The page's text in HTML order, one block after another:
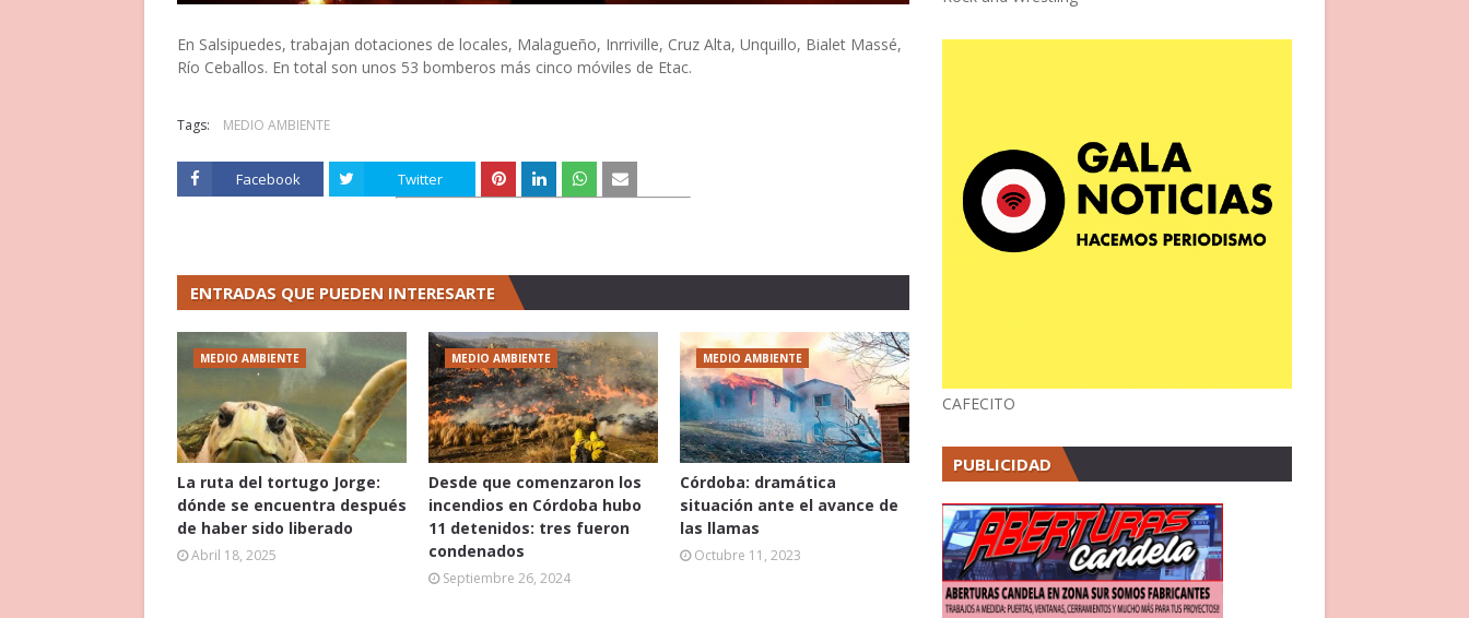
En Salsipuedes, trabajan dotaciones de locales, Malagueño, Inrriville, Cruz Alta, Unquillo, Bialet Massé,
Río Ceballos. En total son unos 53 bomberos más cinco móviles de Etac.
Tags: MEDIO AMBIENTE
Facebook Twitter
ENTRADAS QUE PUEDEN INTERESARTE
MEDIO AMBIENTE
La ruta del tortugo Jorge:
dónde se encuentra después
de haber sido liberado
Abril 18, 2025
MEDIO AMBIENTE
Desde que comenzaron los
incendios en Córdoba hubo
11 detenidos: tres fueron
condenados
Septiembre 26, 2024
MEDIO AMBIENTE
Córdoba: dramática
situación ante el avance de
las llamas
Octubre 11, 2023
CAFECITO
PUBLICIDAD